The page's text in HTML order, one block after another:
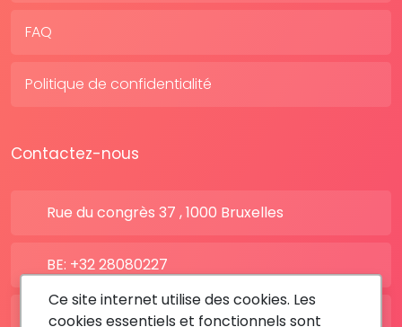
FAQ
Politique de confidentialité
Contactez-nous
Rue du congrès 37 , 1000 Bruxelles
BE: +32 28080227
FR: +33 183642895
Ce site internet utilise des cookies. Les
cookies essentiels et fonctionnels sont